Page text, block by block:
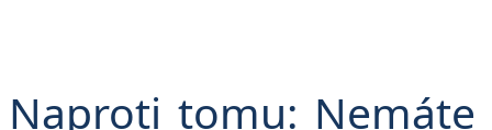
Naproti tomu: